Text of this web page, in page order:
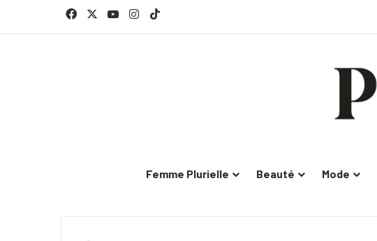
FacebookYouTubeInstagram
Femme Plurielle Beauté Mode